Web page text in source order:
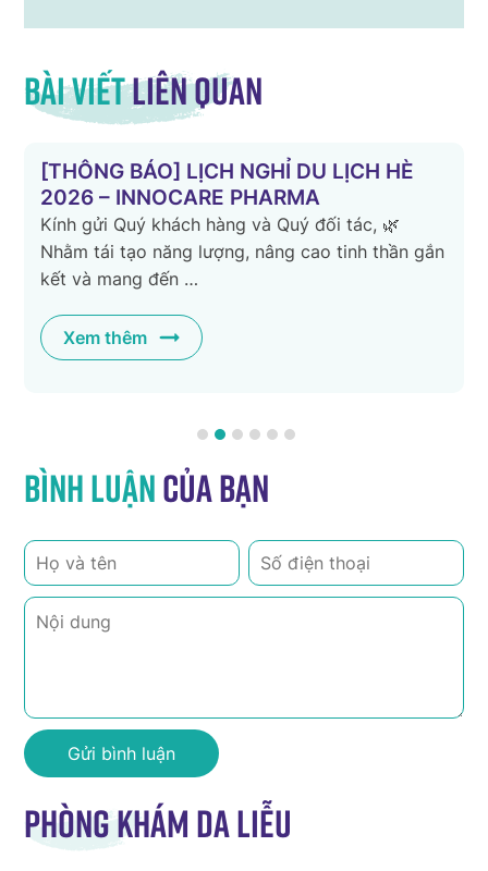
Bài viếtliên quan
[THÔNG BÁO] LỊCH NGHỈ DU LỊCH HÈ
2026 – INNOCARE PHARMA
Kính gửi Quý khách hàng và Quý đối tác, 🌿
Nhằm tái tạo năng lượng, nâng cao tinh thần gắn
kết và mang đến …
Xem thêm
Bình luậncủa bạn
Phòng khám da liễu